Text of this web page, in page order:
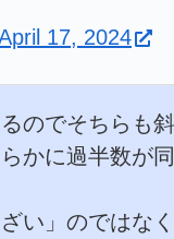
17, 2024
のでそちらも
かに過半数が
い」のではなく